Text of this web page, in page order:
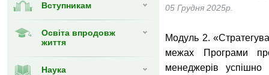
Вступникам
Освіта впродовж
життя
Наука
05 Грудня 2025р.
Модуль 2.
межах Програми
менеджерів